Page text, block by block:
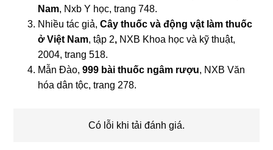
Nam, Nxb Y học, trang 748.
Nhiều tác giả,Cây thuốc và động vật làm thuốc
ở Việt Nam, tập 2, NXB Khoa học và kỹ thuật,
2004, trang 518.
Mẫn Đào,999 bài thuốc ngâm rượu, NXB Văn
hóa dân tộc, trang 278.
Có lỗi khi tải đánh giá.